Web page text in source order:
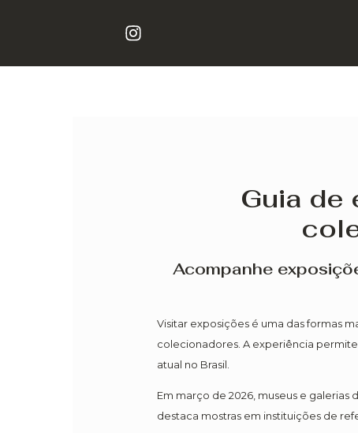
conteúdo
I
n
Guia de
Acompanhe
Visitar exposições é uma das formas
colecionadores. A experiência
atual no Brasil.
Em março de 2026, museus e
destaca mostras em instituições de
navigation